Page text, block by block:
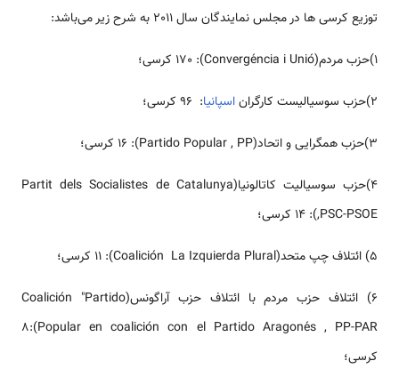
توزیع کرسی ها در مجلس نمایندگان سال 2011 به شرح زیر می‌باشد:
1)حزب مردم(Convergéncia i Unió): 170 کرسی؛
2)حزب سوسیالیست کارگران اسپانیا: 96 کرسی؛
3)حزب همگرایی و اتحاد(Partido Popular , PP): 16 کرسی؛
4)حزب سوسیالیت کاتالونیا(Partit dels Socialistes de Catalunya
,PSC-PSOE): 14 کرسی؛
5) ائتلاف چپ متحد(Coalición La Izquierda Plural): 11 کرسی؛
6) ائتلاف حزب مردم با ائتلاف حزب آراگونس(Coalición "Partido
Popular en coalición con el Partido Aragonés , PP-PAR):8
کرسی؛